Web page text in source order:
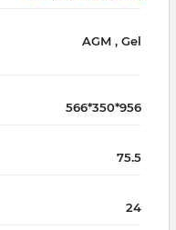
AGM , Gel
566*350*956
75.5
24